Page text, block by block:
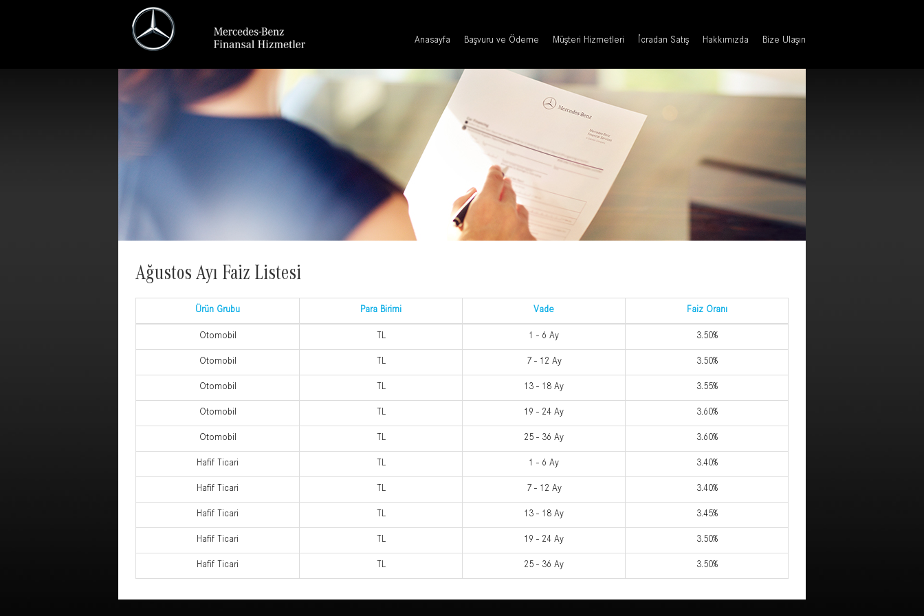
Anasayfa Başvuru ve Ödeme Müşteri Hizmetleri İcradan Satış Hakkımızda Bize Ulaşın
Ağustos Ayı Faiz Listesi
Ürün Grubu Para Birimi Vade Faiz Oranı
Otomobil TL 1 - 6 Ay 3.50%
Otomobil TL 7 - 12 Ay 3.50%
Otomobil TL 13 - 18 Ay 3.55%
Otomobil TL 19 - 24 Ay 3.60%
Otomobil TL 25 - 36 Ay 3.60%
Hafif Ticari TL 1 - 6 Ay 3.40%
Hafif Ticari TL 7 - 12 Ay 3.40%
Hafif Ticari TL 13 - 18 Ay 3.45%
Hafif Ticari TL 19 - 24 Ay 3.50%
Hafif Ticari TL 25 - 36 Ay 3.50%